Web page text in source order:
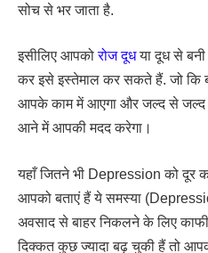
सोच से भर जाता है.
इसीलिए आपकोरोज दूधया दूध से बनी
कर इसे इस्तेमाल कर सकते हैं. जो कि
आपके काम में आएगा और जल्द से
आने में आपकी मदद करेगा।
यहाँ जितने भी Depression को
आपको बताएं हैं ये समस्या
अवसाद से बाहर निकलने के लिए
दिक्कत कुछ ज्यादा बढ़ चुकी हैं तो